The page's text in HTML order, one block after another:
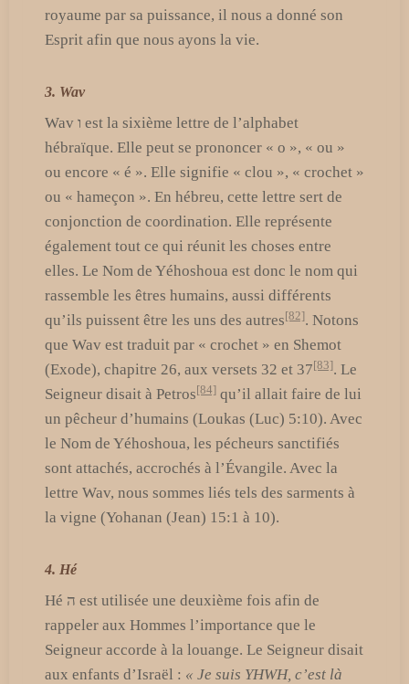
royaume par sa puissance, il nous a donné son
Esprit afin que nous ayons la vie.
3. Wav
Wav ו est la sixième lettre de l’alphabet
hébraïque. Elle peut se prononcer « o », « ou »
ou encore « é ». Elle signifie « clou », « crochet »
ou « hameçon ». En hébreu, cette lettre sert de
conjonction de coordination. Elle représente
également tout ce qui réunit les choses entre
elles. Le Nom de Yéhoshoua est donc le nom qui
rassemble les êtres humains, aussi différents
qu’ils puissent être les uns des autres[82]. Notons
que Wav est traduit par « crochet » en Shemot
(Exode), chapitre 26, aux versets 32 et 37[83]. Le
Seigneur disait à Petros[84] qu’il allait faire de lui
un pêcheur d’humains (Loukas (Luc) 5:10). Avec
le Nom de Yéhoshoua, les pécheurs sanctifiés
sont attachés, accrochés à l’Évangile. Avec la
lettre Wav, nous sommes liés tels des sarments à
la vigne (Yohanan (Jean) 15:1 à 10).
4. Hé
Hé ה est utilisée une deuxième fois afin de
rappeler aux Hommes l’importance que le
Seigneur accorde à la louange. Le Seigneur disait
aux enfants d’Israël : « Je suis YHWH, c’est là